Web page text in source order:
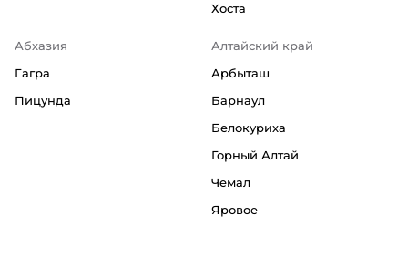
Хоста
Абхазия
Гагра
Пицунда
Алтайский край
Арбыташ
Барнаул
Белокуриха
Горный Алтай
Чемал
Яровое